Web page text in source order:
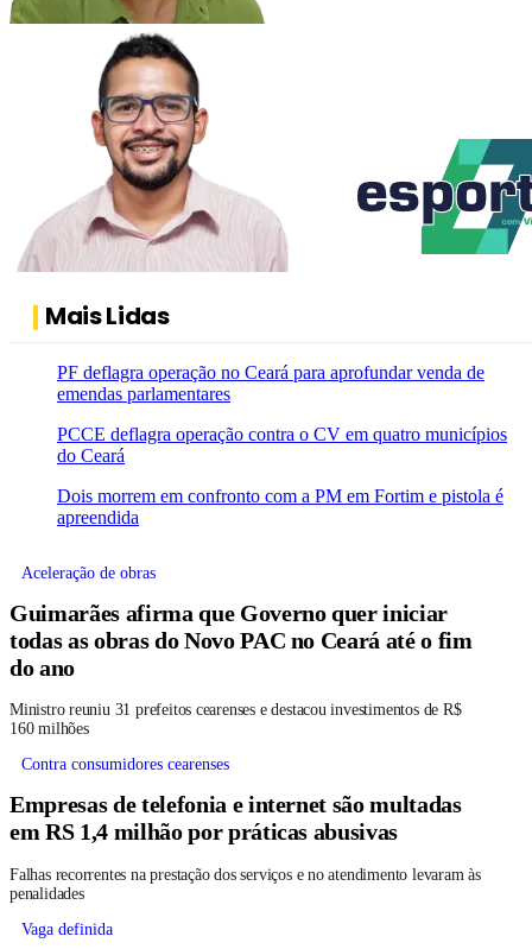
Mais Lidas
PF deflagra operação no Ceará para aprofundar venda de
emendas parlamentares
PCCE deflagra operação contra o CV em quatro municípios
do Ceará
Dois morrem em confronto com a PM em Fortim e pistola é
apreendida
Aceleração de obras
Guimarães afirma que Governo quer iniciar
todas as obras do Novo PAC no Ceará até o fim
do ano
Ministro reuniu 31 prefeitos cearenses e destacou investimentos de R$
160 milhões
Contra consumidores cearenses
Empresas de telefonia e internet são multadas
em RS 1,4 milhão por práticas abusivas
Falhas recorrentes na prestação dos serviços e no atendimento levaram às
penalidades
Vaga definida